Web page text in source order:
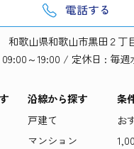
電話する
和歌山県和歌山市黒田２丁
09:00～19:00 / 定休日 : 毎週
沿線から探す
戸建て
マンション
条
お